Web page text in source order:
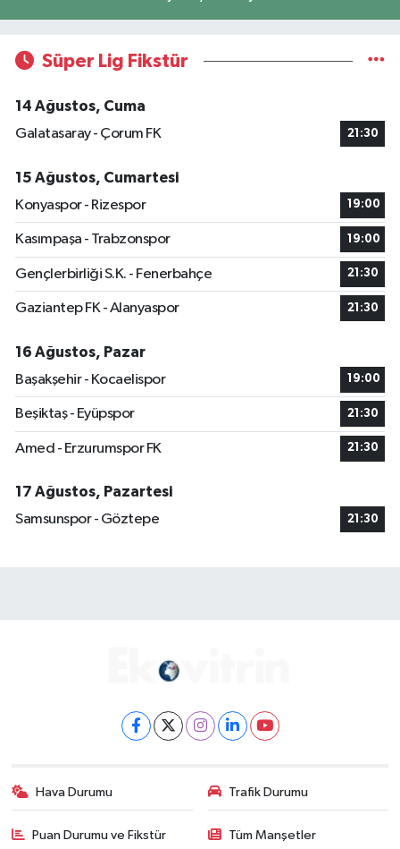
Süper Lig Fikstür
14 Ağustos, Cuma
Galatasaray - Çorum FK
21:30
15 Ağustos, Cumartesi
Konyaspor - Rizespor
19:00
Kasımpaşa - Trabzonspor 19:00
Gençlerbirliği S.K. - Fenerbahçe 21:30
Gaziantep FK - Alanyaspor 21:30
16 Ağustos, Pazar
Başakşehir - Kocaelispor
19:00
Beşiktaş - Eyüpspor 21:30
Amed - Erzurumspor FK 21:30
17 Ağustos, Pazartesi
Samsunspor - Göztepe
21:30
Hava Durumu Trafik Durumu
Puan Durumu ve Fikstür Tüm Manşetler